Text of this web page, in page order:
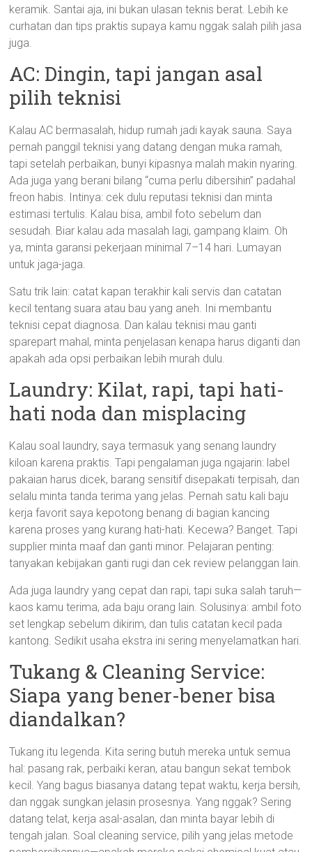
keramik. Santai aja, ini bukan ulasan teknis berat. Lebih ke
curhatan dan tips praktis supaya kamu nggak salah pilih jasa
juga.
AC: Dingin, tapi jangan asal
pilih teknisi
Kalau AC bermasalah, hidup rumah jadi kayak sauna. Saya
pernah panggil teknisi yang datang dengan muka ramah,
tapi setelah perbaikan, bunyi kipasnya malah makin nyaring.
Ada juga yang berani bilang “cuma perlu dibersihin” padahal
freon habis. Intinya: cek dulu reputasi teknisi dan minta
estimasi tertulis. Kalau bisa, ambil foto sebelum dan
sesudah. Biar kalau ada masalah lagi, gampang klaim. Oh
ya, minta garansi pekerjaan minimal 7–14 hari. Lumayan
untuk jaga-jaga.
Satu trik lain: catat kapan terakhir kali servis dan catatan
kecil tentang suara atau bau yang aneh. Ini membantu
teknisi cepat diagnosa. Dan kalau teknisi mau ganti
sparepart mahal, minta penjelasan kenapa harus diganti dan
apakah ada opsi perbaikan lebih murah dulu.
Laundry: Kilat, rapi, tapi hati-
hati noda dan misplacing
Kalau soal laundry, saya termasuk yang senang laundry
kiloan karena praktis. Tapi pengalaman juga ngajarin: label
pakaian harus dicek, barang sensitif disepakati terpisah, dan
selalu minta tanda terima yang jelas. Pernah satu kali baju
kerja favorit saya kepotong benang di bagian kancing
karena proses yang kurang hati-hati. Kecewa? Banget. Tapi
supplier minta maaf dan ganti minor. Pelajaran penting:
tanyakan kebijakan ganti rugi dan cek review pelanggan lain.
Ada juga laundry yang cepat dan rapi, tapi suka salah taruh—
kaos kamu terima, ada baju orang lain. Solusinya: ambil foto
set lengkap sebelum dikirim, dan tulis catatan kecil pada
kantong. Sedikit usaha ekstra ini sering menyelamatkan hari.
Tukang & Cleaning Service:
Siapa yang bener-bener bisa
diandalkan?
Tukang itu legenda. Kita sering butuh mereka untuk semua
hal: pasang rak, perbaiki keran, atau bangun sekat tembok
kecil. Yang bagus biasanya datang tepat waktu, kerja bersih,
dan nggak sungkan jelasin prosesnya. Yang nggak? Sering
datang telat, kerja asal-asalan, dan minta bayar lebih di
tengah jalan. Soal cleaning service, pilih yang jelas metode